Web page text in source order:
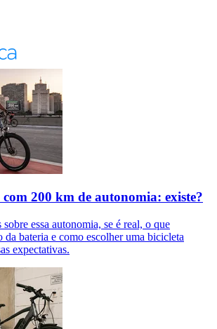
200 km de autonomia: existe?
essa autonomia, se é real, o que
bateria e como escolher uma bicicleta
expectativas.